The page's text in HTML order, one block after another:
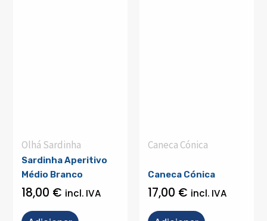
Olhá Sardinha
Sardinha Aperitivo
Médio Branco
18,00 € incl. IVA
Caneca Cónica
Caneca Cónica
17,00 € incl. IVA